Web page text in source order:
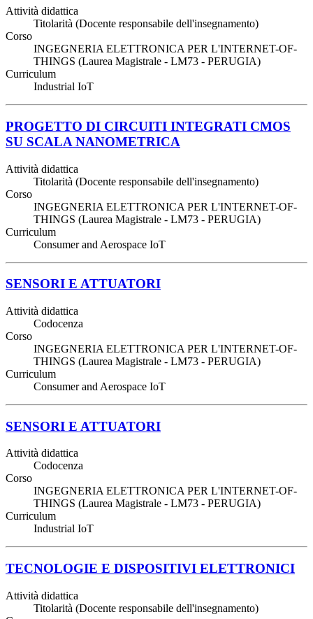
Attività didattica
Titolarità (Docente responsabile dell'insegnamento)
Corso
INGEGNERIA ELETTRONICA PER L'INTERNET-OF-
THINGS (Laurea Magistrale - LM73 - PERUGIA)
Curriculum
Industrial IoT
PROGETTO DI CIRCUITI INTEGRATI CMOS
SU SCALA NANOMETRICA
Attività didattica
Titolarità (Docente responsabile dell'insegnamento)
Corso
INGEGNERIA ELETTRONICA PER L'INTERNET-OF-
THINGS (Laurea Magistrale - LM73 - PERUGIA)
Curriculum
Consumer and Aerospace IoT
SENSORI E ATTUATORI
Attività didattica
Codocenza
Corso
INGEGNERIA ELETTRONICA PER L'INTERNET-OF-
THINGS (Laurea Magistrale - LM73 - PERUGIA)
Curriculum
Consumer and Aerospace IoT
SENSORI E ATTUATORI
Attività didattica
Codocenza
Corso
INGEGNERIA ELETTRONICA PER L'INTERNET-OF-
THINGS (Laurea Magistrale - LM73 - PERUGIA)
Curriculum
Industrial IoT
TECNOLOGIE E DISPOSITIVI ELETTRONICI
Attività didattica
Titolarità (Docente responsabile dell'insegnamento)